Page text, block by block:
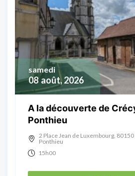
08 août, 2026
samedi
A la découverte de
Ponthieu
2 Place Jean de Luxembourg,
Ponthieu
15h00